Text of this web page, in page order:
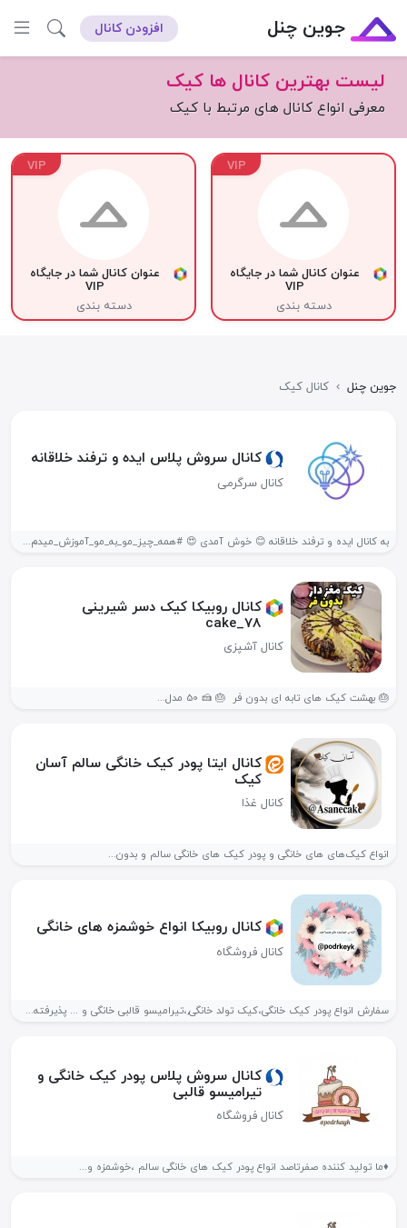
جوین چنل افزودن کانال
لیست بهترین کانال ها کیک
معرفی انواع کانال های مرتبط با کیک
VIP
عنوان کانال شما در جایگاه
VIP
دسته بندی
VIP
عنوان کانال شما در جایگاه
VIP
دسته بندی
جوین چنل › کانال کیک
کانال سروش پلاس ایده و ترفند خلاقانه
کانال سرگرمی
به کانال ایده و ترفند خلاقانه 😊 خوش آمدی 😍 #همه_چیز_مو_به‌_مو_آموزش_میدم👇 ✔️با...
کانال روبیکا کیک دسر شیرینی
cake_78
کانال آشپزی
🎂 بهشت کیک های تابه ای بدون فر 🎂 🍰 50 مدل...
کانال ایتا پودر کیک خانگی سالم آسان
کیک
کانال غذا
انواع کیک‌های های خانگی و پودر کیک های خانگی سالم و بدون...
کانال روبیکا انواع خوشمزه های خانگی
کانال فروشگاه
سفارش انواع پودر کیک خانگی،کیک تولد خانگی,،تیرامیسو قالبی خانگی و ... پذیرفته...
کانال سروش پلاس پودر کیک خانگی و
تیرامیسو قالبی
کانال فروشگاه
♦️ما تولید کننده صفرتاصد انواع پودر کیک های خانگی سالم ،خوشمزه و...